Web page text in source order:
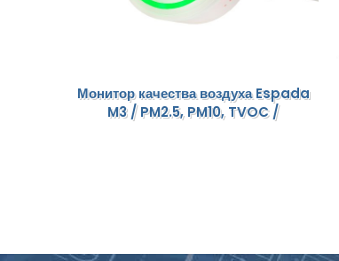
Монитор качества воздуха Espada
M3 / PM2.5, PM10, TVOC /